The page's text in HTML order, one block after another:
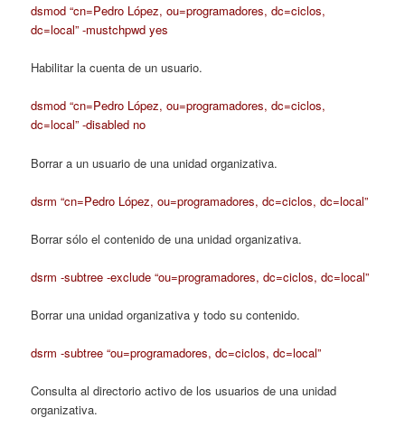
dsmod “cn=Pedro López, ou=programadores, dc=ciclos,
dc=local” -mustchpwd yes
Habilitar la cuenta de un usuario.
dsmod “cn=Pedro López, ou=programadores, dc=ciclos,
dc=local” -disabled no
Borrar a un usuario de una unidad organizativa.
dsrm “cn=Pedro López, ou=programadores, dc=ciclos, dc=local”
Borrar sólo el contenido de una unidad organizativa.
dsrm -subtree -exclude “ou=programadores, dc=ciclos, dc=local”
Borrar una unidad organizativa y todo su contenido.
dsrm -subtree “ou=programadores, dc=ciclos, dc=local”
Consulta al directorio activo de los usuarios de una unidad
organizativa.